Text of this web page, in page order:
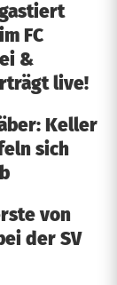
FC
&
live!
Keller
sich
von
der SV